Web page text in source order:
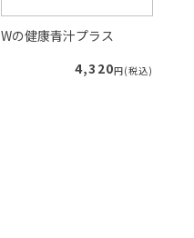
Wの健康青汁プラス
4,320円(税込)